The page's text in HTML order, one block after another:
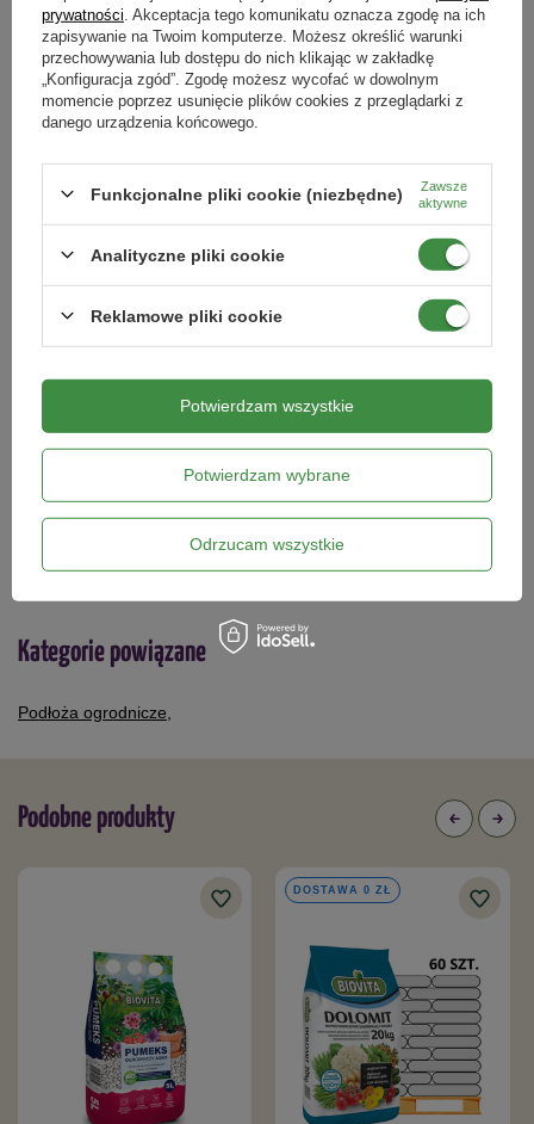
Skład i opakowanie:
torf wysoki
torf niski
nawóz startowy
włókno kokosowe
Opakowanie :5L
Do jakich roślin
rośliny ozdobne
rośliny doniczkowe warzywa
drzewa i krzewy owocowe
uprawy szklarniowe
zioła
zastosowanie uniwersalne
Podmiot odpowiedzialny za ten produkt na terenie UE Więcej
Opinie naszych klientów
Produkty powiązane
Brykiet włókna kokosowego - 650 g
10,99 zł 17,59 zł
Kategorie powiązane
Podłoża ogrodnicze
Podobne produkty
DOSTAWA 0 ZŁ
prywatności . Akceptacja tego komunikatu oznacza zgodę na ich
zapisywanie na Twoim komputerze. Możesz określić warunki
przechowywania lub dostępu do nich klikając w zakładkę
„Konfiguracja zgód”. Zgodę możesz wycofać w dowolnym
momencie poprzez usunięcie plików cookies z przeglądarki z
danego urządzenia końcowego.
Funkcjonalne pliki cookie (niezbędne)
Zawsze
aktywne
Analityczne pliki cookie
Reklamowe pliki cookie
Potwierdzam wybrane
Odrzucam wszystkie
Potwierdzam wszystkie